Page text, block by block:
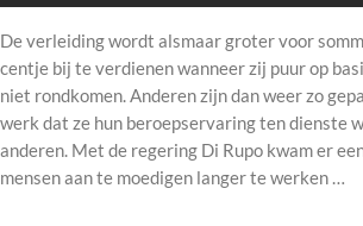
De verleiding wordt alsmaar groter voor
centje bij te verdienen wanneer zij puur op
niet rondkomen. Anderen zijn dan weer zo
werk dat ze hun beroepservaring ten dienste
anderen. Met de regering Di Rupo kwam er
mensen aan te moedigen langer te werken …